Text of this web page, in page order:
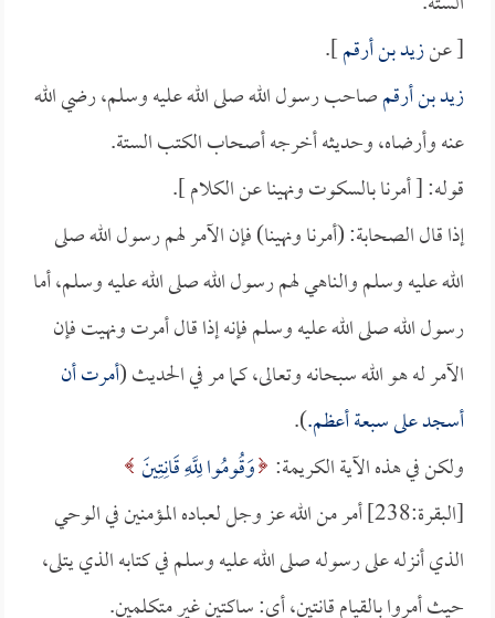
[ عنزيد بن أرقم].
زيد بن أرقمصاحب رسول الله صلى الله عليه وسلم، رضي الله
عنه وأرضاه، وحديثه أخرجه أصحاب الكتب الستة.
قوله: [ أمرنا بالسكوت ونهينا عن الكلام ].
إذا قال الصحابة: (أمرنا ونهينا) فإن الآمر لهم رسول الله صلى
الله عليه وسلم والناهي لهم رسول الله صلى الله عليه وسلم، أما
رسول الله صلى الله عليه وسلم فإنه إذا قال أمرت ونهيت فإن
الآمر له هو الله سبحانه وتعالى، كما مر في الحديث (أمرت أن
أسجد على سبعة أعظم.).
ولكن في هذه الآية الكريمة: وَقُومُوا لِلَّهِ قَانِتِينَ
[البقرة:238] أمر من الله عز وجل لعباده المؤمنين في الوحي
الذي أنزله على رسوله صلى الله عليه وسلم في كتابه الذي يتلى،
حيث أمروا بالقيام قانتين، أي: ساكتين غير متكلمين.